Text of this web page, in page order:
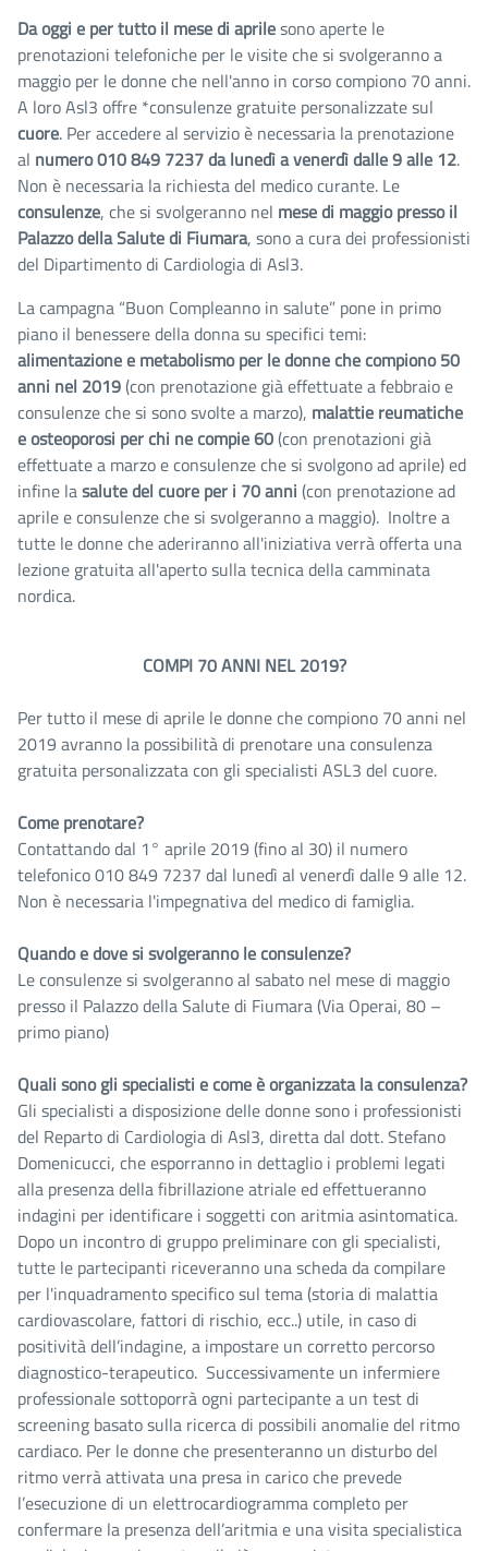
Da oggi e per tutto il mese di aprilesono aperte le
prenotazioni telefoniche per le visite che si svolgeranno a
maggio per le donne che nell'anno in corso compiono 70 anni.
A loro Asl3 offre *consulenze gratuite personalizzate sul
cuore. Per accedere al servizio è necessaria la prenotazione
al numero 010 849 7237 da lunedì a venerdì dalle 9 alle 12.
Non è necessaria la richiesta del medico curante. Le
consulenze, che si svolgeranno nel mese di maggio presso il
Palazzo della Salute di Fiumara, sono a cura dei professionisti
del Dipartimento di Cardiologia di Asl3.
La campagna “Buon Compleanno in salute” pone in primo
piano il benessere della donna su specifici temi:
alimentazione e metabolismo per le donne che compiono 50
anni nel 2019(con prenotazione già effettuate a febbraio e
consulenze che si sono svolte a marzo), malattie reumatiche
e osteoporosi per chi ne compie 60(con prenotazioni già
effettuate a marzo e consulenze che si svolgono ad aprile) ed
infine lasalute del cuore per i 70 anni (con prenotazione ad
aprile e consulenze che si svolgeranno a maggio). Inoltre a
tutte le donne che aderiranno all'iniziativa verrà offerta una
lezione gratuita all'aperto sulla tecnica della camminata
nordica.
COMPI 70 ANNI NEL 2019?
Per tutto il mese di aprile le donne che compiono 70 anni nel
2019 avranno la possibilità di prenotare una consulenza
gratuita personalizzata con gli specialisti ASL3 del cuore.
Come prenotare?
Contattando dal 1° aprile 2019 (fino al 30) il numero
telefonico 010 849 7237 dal lunedì al venerdì dalle 9 alle 12.
Non è necessaria l'impegnativa del medico di famiglia.
Quando e dove si svolgeranno le consulenze?
Le consulenze si svolgeranno al sabato nel mese di maggio
presso il Palazzo della Salute di Fiumara (Via Operai, 80 –
primo piano)
Quali sono gli specialisti e come è organizzata la consulenza?
Gli specialisti a disposizione delle donne sono i professionisti
del Reparto di Cardiologia di Asl3, diretta dal dott. Stefano
Domenicucci, che esporranno in dettaglio i problemi legati
alla presenza della fibrillazione atriale ed effettueranno
indagini per identificare i soggetti con aritmia asintomatica.
Dopo un incontro di gruppo preliminare con gli specialisti,
tutte le partecipanti riceveranno una scheda da compilare
per l'inquadramento specifico sul tema (storia di malattia
cardiovascolare, fattori di rischio, ecc..) utile, in caso di
positività dell’indagine, a impostare un corretto percorso
diagnostico-terapeutico. Successivamente un infermiere
professionale sottoporrà ogni partecipante a un test di
screening basato sulla ricerca di possibili anomalie del ritmo
cardiaco. Per le donne che presenteranno un disturbo del
ritmo verrà attivata una presa in carico che prevede
l’esecuzione di un elettrocardiogramma completo per
confermare la presenza dell’aritmia e una visita specialistica